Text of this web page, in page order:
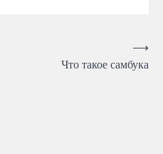
Что такое самбука
⟶